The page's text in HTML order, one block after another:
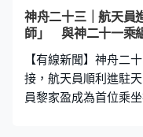
暴警察護送遺體和維
保醫護安全。 因應剛
士需要自我健康監測
神舟二十三｜航天
師」 與神二十一乘
【有線新聞】神舟二
接，航天員順利進駐
員黎家盈成為首位乘